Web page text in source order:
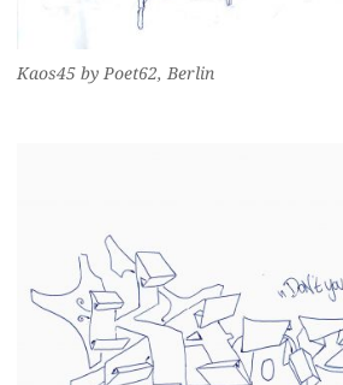
Kaos45 by Poet62, Berlin